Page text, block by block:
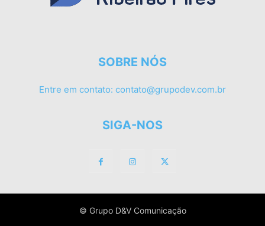
SOBRE NÓS
Entre em contato: contato@grupodev.com.br
SIGA-NOS
© Grupo D&V Comunicação